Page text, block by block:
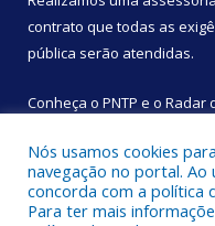
contrato que todas as
pública serão atendidas.
Conheça o PNTP e o Radar
Todos os direitos
Nós usamos cookies
navegação no portal.
concorda com a política
Para ter mais